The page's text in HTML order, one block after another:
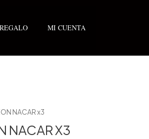
MI CUENTA
NACAR x3
NACAR X3